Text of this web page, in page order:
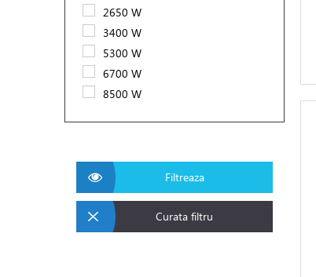
2650 W
3400 W
5300 W
6700 W
8500 W
Filtreaza
Curata filtru